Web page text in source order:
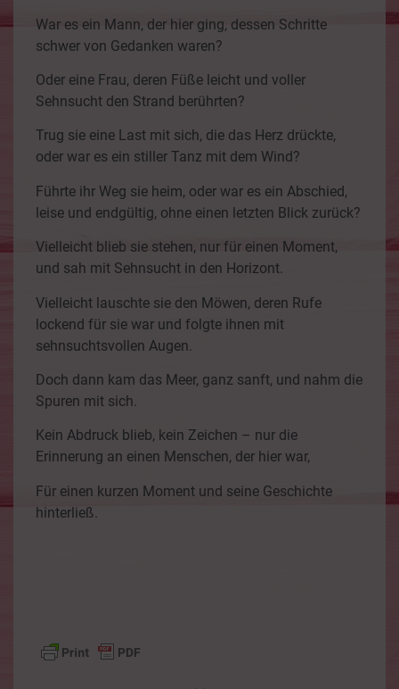
War es ein Mann, der hier ging, dessen Schritte
schwer von Gedanken waren?
Oder eine Frau, deren Füße leicht und voller
Sehnsucht den Strand berührten?
Trug sie eine Last mit sich, die das Herz drückte,
oder war es ein stiller Tanz mit dem Wind?
Führte ihr Weg sie heim, oder war es ein Abschied,
leise und endgültig, ohne einen letzten Blick zurück?
Vielleicht blieb sie stehen, nur für einen Moment,
und sah mit Sehnsucht in den Horizont.
Vielleicht lauschte sie den Möwen, deren Rufe
lockend für sie war und folgte ihnen mit
sehnsuchtsvollen Augen.
Doch dann kam das Meer, ganz sanft, und nahm die
Spuren mit sich.
Kein Abdruck blieb, kein Zeichen – nur die
Erinnerung an einen Menschen, der hier war,
Für einen kurzen Moment und seine Geschichte
hinterließ.